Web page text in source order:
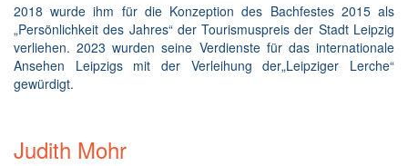
2018 wurde ihm für die Konzeption des Bachfestes 2015 als
„Persönlichkeit des Jahres“ der Tourismuspreis der Stadt Leipzig
verliehen. 2023 wurden seine Verdienste für das internationale
Ansehen Leipzigs mit der Verleihung der„Leipziger Lerche“
gewürdigt.
Judith Mohr